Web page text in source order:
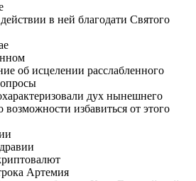
в ней благодати Святого
об исцелении расслабленного
дух нынешнего
избавиться от этого
Артемия